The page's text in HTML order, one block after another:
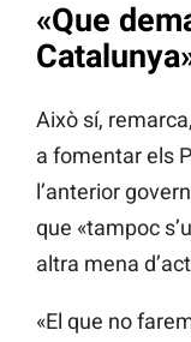
«Que
Això sí,
a fomentar els
l’anterior
que «tampoc
altra mena
«El que no